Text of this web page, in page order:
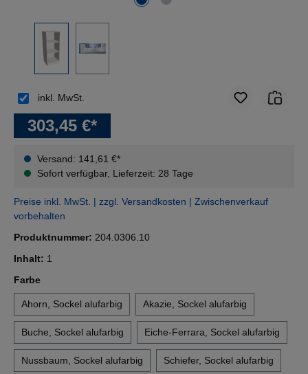
303,45 €*
Versand: 141,61 €*
Sofort verfügbar, Lieferzeit: 28 Tage
inkl. MwSt.
Preise inkl. MwSt. | zzgl. Versandkosten | Zwischenverkauf
vorbehalten
Produktnummer: 204.0306.10
Inhalt: 1
Farbeauswählen
Ahorn, Sockel alufarbig Akazie, Sockel alufarbig
Buche, Sockel alufarbig Eiche-Ferrara, Sockel alufarbig
Nussbaum, Sockel alufarbig Schiefer, Sockel alufarbig